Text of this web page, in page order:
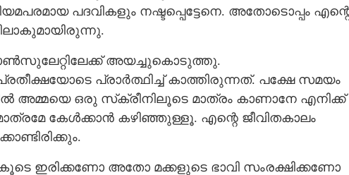
പദവികളും നഷ്ടപ്പെട്ടേനെ. അതോടൊപ്പം
അയച്ചുകൊടുത്തു.
പ്രാർത്ഥിച്ച് കാത്തിരുന്നത്. പക്ഷേ സമയം
അമ്മയെ ഒരു സ്‌ക്രീനിലൂടെ മാത്രം കാണാനേ എനിക്ക്
കേൾക്കാൻ കഴിഞ്ഞുള്ളൂ. എന്റെ ജീവിതകാലം
ഇരിക്കണോ അതോ മക്കളുടെ ഭാവി സംരക്ഷിക്കണോ